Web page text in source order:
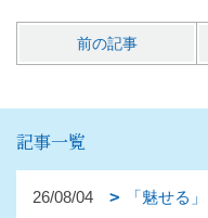
前の記事
記事一覧
26/08/04
「魅せる